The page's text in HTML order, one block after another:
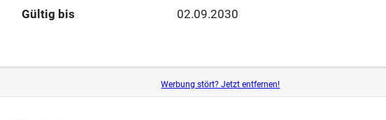
Gültig bis 02.09.2030
Werbung stört? Jetzt entfernen!